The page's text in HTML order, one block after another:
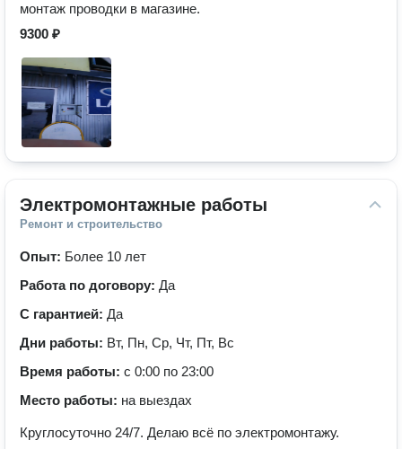
монтаж проводки в магазине.
9300 ₽
Электромонтажные работы
Ремонт и строительство
Опыт: Более 10 лет
Работа по договору: Да
С гарантией: Да
Дни работы: Вт, Пн, Ср, Чт, Пт, Вс
Время работы: с 0:00 по 23:00
Место работы: на выездах
Круглосуточно 24/7. Делаю всё по электромонтажу.